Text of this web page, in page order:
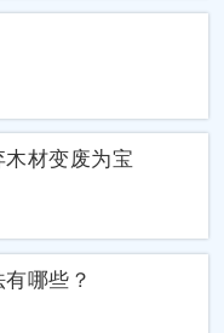
材变废为宝
哪些？